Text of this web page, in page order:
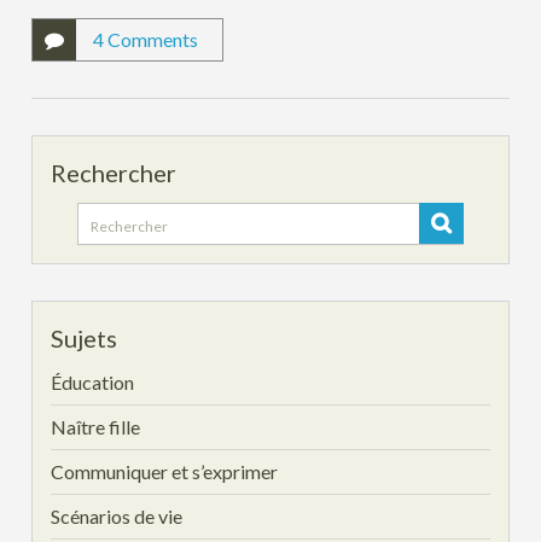
4 Comments
Rechercher
Search
for:
Sujets
Éducation
Naître fille
Communiquer et s’exprimer
Scénarios de vie